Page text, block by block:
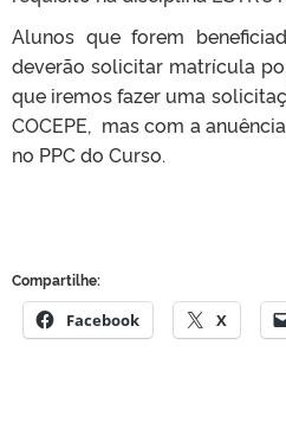
Alunos que forem
deverão solicitar matrícula
que iremos fazer uma
COCEPE, mas com a
no PPC do Curso.
Compartilhe:
Facebook X